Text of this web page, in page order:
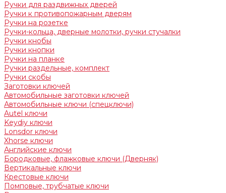
Ручки для раздвижных дверей
Ручки к противопожарным дверям
Ручки на розетке
Ручки-кольца, дверные молотки, ручки стучалки
Ручки кнобы
Ручки кнопки
Ручки на планке
Ручки раздельные, комплект
Ручки скобы
Заготовки ключей
Автомобильные заготовки ключей
Автомобильные ключи (спецключи)
Autel ключи
Keydiy ключи
Lonsdor ключи
Xhorse ключи
Английские ключи
Бородковые, флажковые ключи (Дверняк)
Вертикальные ключи
Крестовые ключи
Помповые, трубчатые ключи